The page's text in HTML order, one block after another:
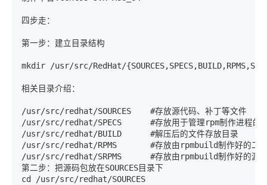
四步走：
第一步：建立目录结构
mkdir /usr/src/RedHat/
相关目录介绍：
/usr/src/redhat/SOURCES    #存放源代码、补丁等文件
/usr/src/redhat/SPECS      #存放用于管理rpm制作进程的
/usr/src/redhat/BUILD      #解压后的文件存放目录
/usr/src/redhat/RPMS       #存放由rpmbuild制作好的二
/usr/src/redhat/SRPMS      #存放由rpmbuild制作好的源
第二步：把源码包放在SOURCES目录下
cd /usr/src/redhat/SOURCES